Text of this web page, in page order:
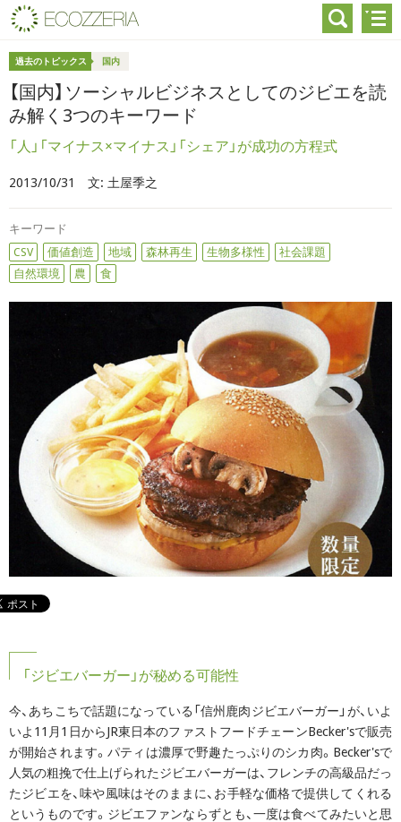
過去のトピックス 国内
【国内】ソーシャルビジネスとしてのジビエを読
み解く3つのキーワード
「人」「マイナス×マイナス」「シェア」が成功の方程式
2013/10/31 文: 土屋季之
キーワード
CSV
価値創造 地域 森林再生 生物多様性
社会課題
自然環境
農 食
「ジビエバーガー」が秘める可能性
今、あちこちで話題になっている「信州鹿肉ジビエバーガー」が、いよ
いよ11月1日からJR東日本のファストフードチェーンBecker'sで販売
が開始されます。パティは濃厚で野趣たっぷりのシカ肉。Becker'sで
人気の粗挽で仕上げられたジビエバーガーは、フレンチの高級品だっ
たジビエを、味や風味はそのままに、お手軽な価格で提供してくれる
というものです。ジビエファンならずとも、一度は食べてみたいと思